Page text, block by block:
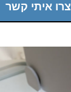
צרו איתי קשר